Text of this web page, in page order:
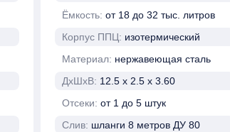
Ёмкость: от 18 до 32 тыс. литров
Корпус ППЦ: изотермический
Материал: нержавеющая сталь
ДхШхВ: 12.5 х 2.5 х 3.60
Отсеки: от 1 до 5 штук
Слив: шланги 8 метров ДУ 80